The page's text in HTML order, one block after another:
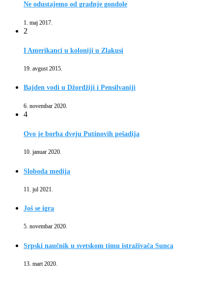
Ne odustajemo od gradnje gondole
1. maj 2017.
2
I Amerikanci u koloniji u Zlakusi
19. avgust 2015.
Bajden vodi u Džordžiji i Pensilvaniji
6. novembar 2020.
4
Ovo je borba dveju Putinovih pešadija
10. januar 2020.
Sloboda medija
11. jul 2021.
Još se igra
5. novembar 2020.
Srpski naučnik u svetskom timu istraživača Sunca
13. mart 2020.